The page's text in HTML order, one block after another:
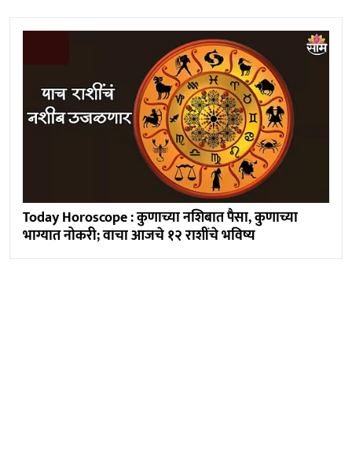
Today Horoscope : कुणाच्या नशिबात पैसा, कुणाच्या
भाग्यात नोकरी; वाचा आजचे १२ राशींचे भविष्य